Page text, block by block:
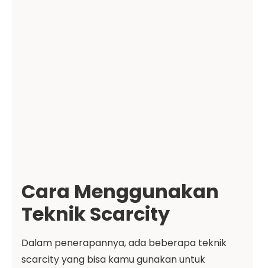
Cara Menggunakan
Teknik Scarcity
Dalam penerapannya, ada beberapa teknik
scarcity yang bisa kamu gunakan untuk